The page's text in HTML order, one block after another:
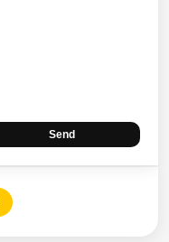
Send